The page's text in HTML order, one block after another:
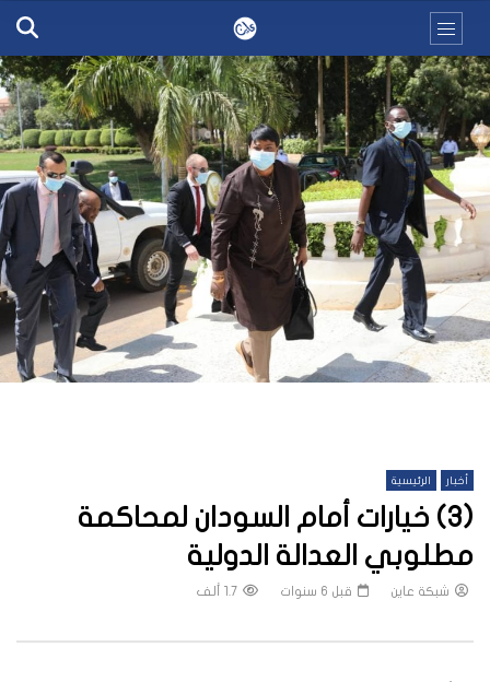
أخبار الرئيسية
(3) خيارات أمام السودان لمحاكمة
مطلوبي العدالة الدولية
شبكة عاين قبل 6 سنوات 1.7 ألف